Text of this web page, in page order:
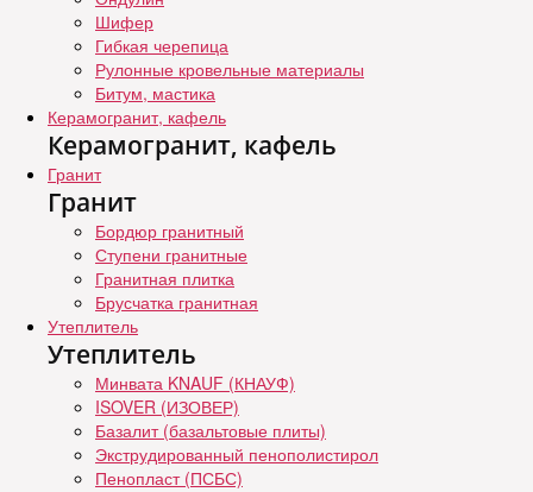
Шифер
Гибкая черепица
Рулонные кровельные материалы
Битум, мастика
Керамогранит, кафель
Керамогранит, кафель
Гранит
Гранит
Бордюр гранитный
Ступени гранитные
Гранитная плитка
Брусчатка гранитная
Утеплитель
Утеплитель
Минвата KNAUF (КНАУФ)
ISOVER (ИЗОВЕР)
Базалит (базальтовые плиты)
Экструдированный пенополистирол
Пенопласт (ПСБС)